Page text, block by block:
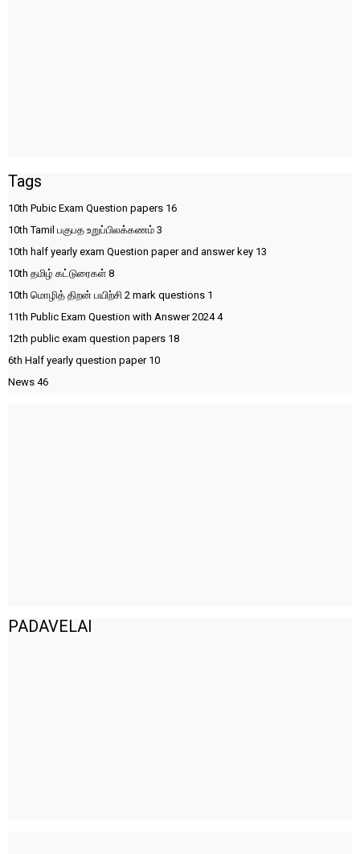
Tags
10th Pubic Exam Question papers 16
10th Tamil பகுபத உறுப்பிலக்கணம் 3
10th half yearly exam Question paper and answer key 13
10th தமிழ் கட்டுரைகள் 8
10th மொழித் திறன் பயிற்சி 2 mark questions 1
11th Public Exam Question with Answer 20244
12th public exam question papers 18
6th Half yearly question paper 10
News 46
PADAVELAI